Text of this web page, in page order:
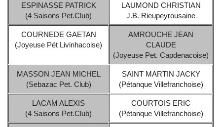
ESPINASSE PATRICK
(4 Saisons Pet.Club)
LAUMOND CHRISTIAN
J.B. Rieupeyrousaine
COURNEDE GAETAN
(Joyeuse Pét Livinhacoise)
AMROUCHE JEAN
CLAUDE
(Joyeuse Pet. Capdenacoise)
MASSON JEAN MICHEL
(Sebazac Pet. Club)
SAINT MARTIN JACKY
(Pétanque Villefranchoise)
LACAM ALEXIS
(4 Saisons Pet.Club)
COURTOIS ERIC
(Pétanque Villefranchoise)